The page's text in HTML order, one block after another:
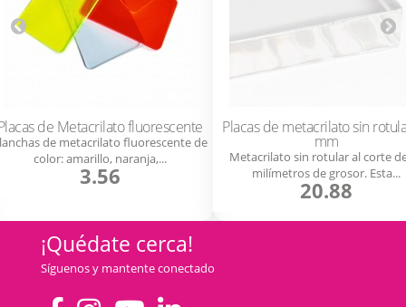
de Metacrilato fluorescente
de metacrilato fluorescente de
color: amarillo, naranja,...
3.56
Placas de metacrilato sin
mm
Metacrilato sin rotular al corte
milímetros de grosor. Esta...
20.88
¡Quédate cerca!
Síguenos y mantente conectado